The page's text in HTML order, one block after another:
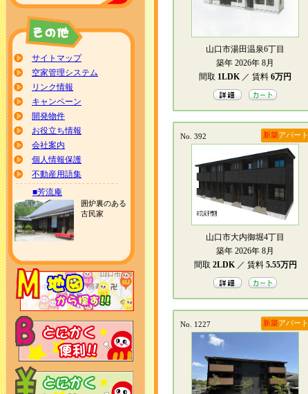
サイトマップ
空家管理システム
リンク情報
キャンペーン
開発物件
お役立ち情報
会社案内
個人情報保護
不動産用語集
■芳流庵
囲炉裏のある
古民家
山口市湯田温泉6丁目
築年 2026年 8月
間取 1LDK／ 賃料 6万円
No. 392 新築アパート
山口市大内御堀4丁目
築年 2026年 8月
間取 2LDK／ 賃料 5.55万円
No. 1227 新築アパート